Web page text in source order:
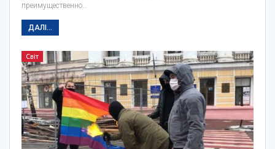
преимущественно…
ДАЛІ...
Світ